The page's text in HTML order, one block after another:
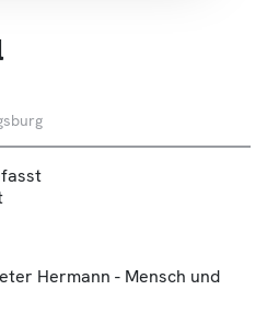
Hermann - Mensch und